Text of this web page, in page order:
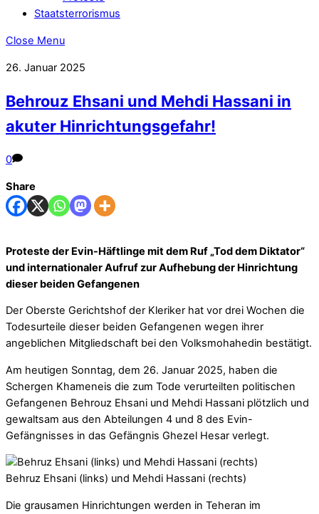
Staatsterrorismus
Close Menu
26. Januar 2025
Behrouz Ehsani und Mehdi Hassani in
akuter Hinrichtungsgefahr!
0
Share
Proteste der Evin-Häftlinge mit dem Ruf „Tod dem Diktator“
und internationaler Aufruf zur Aufhebung der Hinrichtung
dieser beiden Gefangenen
Der Oberste Gerichtshof der Kleriker hat vor drei Wochen die
Todesurteile dieser beiden Gefangenen wegen ihrer
angeblichen Mitgliedschaft bei den Volksmohahedin bestätigt.
Am heutigen Sonntag, dem 26. Januar 2025, haben die
Schergen Khameneis die zum Tode verurteilten politischen
Gefangenen Behrouz Ehsani und Mehdi Hassani plötzlich und
gewaltsam aus den Abteilungen 4 und 8 des Evin-
Gefängnisses in das Gefängnis Ghezel Hesar verlegt.
Behruz Ehsani (links) und Mehdi Hassani (rechts)
Die grausamen Hinrichtungen werden in Teheran im